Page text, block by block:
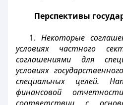
Перспективы
1. Некоторые
условиях частного
соглашениями для
условиях
специальных целей.
финансовой